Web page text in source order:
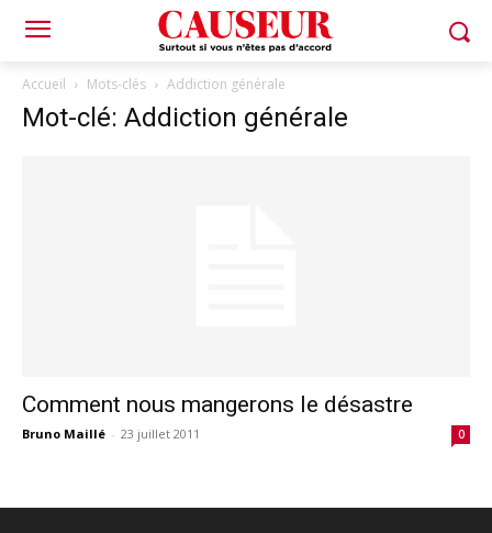
Accueil Mots-clés Addiction générale
Mot-clé: Addiction générale
Comment nous mangerons le désastre
Bruno Maillé - 23 juillet 2011 0